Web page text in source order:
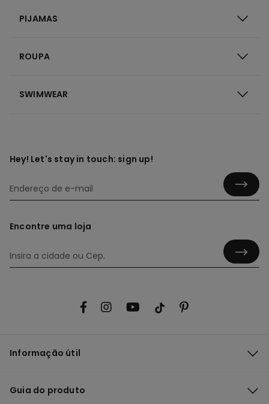
PIJAMAS
ROUPA
SWIMWEAR
Hey! Let's stay in touch: sign up!
Encontre uma loja
Informação útil
Guia do produto